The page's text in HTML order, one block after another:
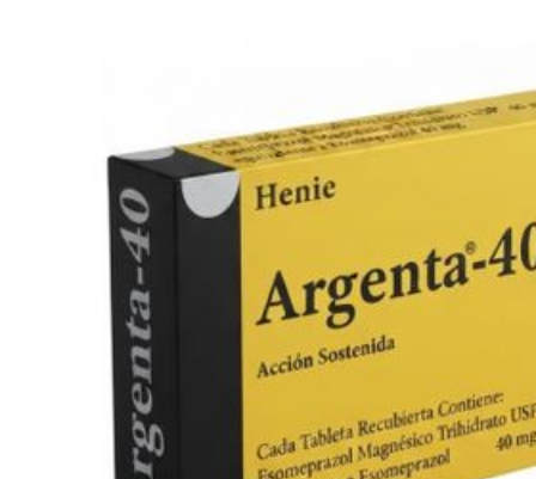
P osología La dosis recomendada es de 40 mg de esomeprazol
(un comprimido) al día. Podría ser necesario tomar los
comprimidos durante 2-3 días consecutivos para lograr la
mejoría de los síntomas. La duración del tratamiento es de
hasta 2 semanas.Administrar con precaución y con
seguimiento médico
*Compras con receta médica o tercera edad, deben adjuntar en
el siguiente paso la documentación correspondiente.
Gastritis Agúda